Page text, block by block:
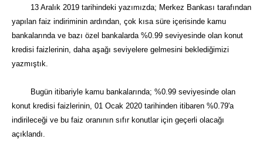
13 Aralık 2019 tarihindeki yazımızda; Merkez Bankası tarafından
yapılan faiz indiriminin ardından, çok kısa süre içerisinde kamu
bankalarında ve bazı özel bankalarda %0.99 seviyesinde olan konut
kredisi faizlerinin, daha aşağı seviyelere gelmesini beklediğimizi
yazmıştık.
Bugün itibariyle kamu bankalarında; %0.99 seviyesinde olan
konut kredisi faizlerinin, 01 Ocak 2020 tarihinden itibaren %0.79'a
indirileceği ve bu faiz oranının sıfır konutlar için geçerli olacağı
açıklandı.